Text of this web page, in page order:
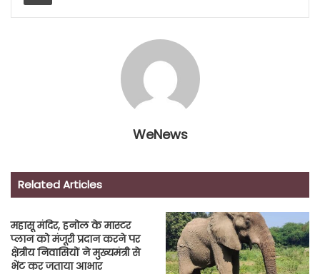
WeNews
Related Articles
महासू मंदिर, हनोल के मास्टर
प्लान को मंजूरी प्रदान करने पर
क्षेत्रीय निवासियों ने मुख्यमंत्री से
भेंट कर जताया आभार